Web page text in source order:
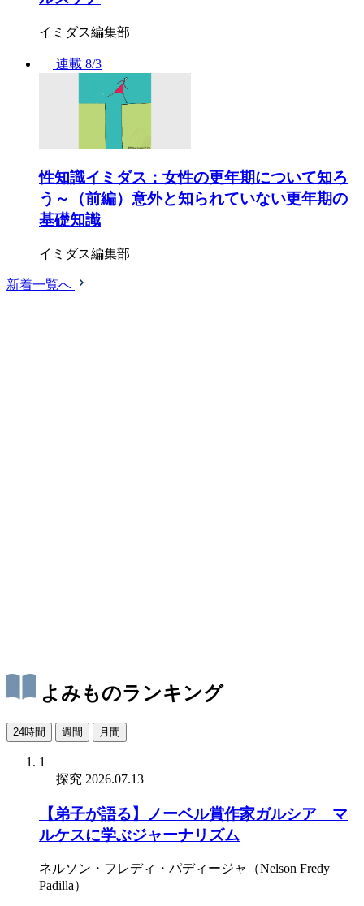
イミダス編集部
連載 8/3
性知識イミダス：女性の更年期について知ろ
う～（前編）意外と知られていない更年期の
基礎知識
イミダス編集部
新着一覧へ
よみものランキング
24時間 週間 月間
1
探究 2026.07.13
【弟子が語る】ノーベル賞作家ガルシア゠マ
ルケスに学ぶジャーナリズム
ネルソン・フレディ・パディージャ（Nelson Fredy
Padilla）